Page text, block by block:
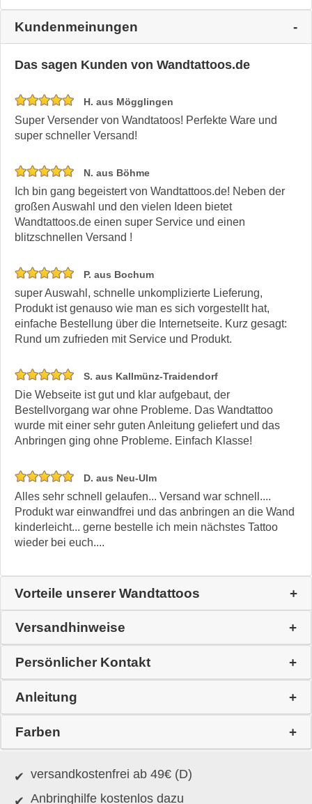
Kundenmeinungen
Das sagen Kunden von Wandtattoos.de
H. aus Mögglingen
Super Versender von Wandtatoos! Perfekte Ware und
super schneller Versand!
N. aus Böhme
Ich bin gang begeistert von Wandtattoos.de! Neben der
großen Auswahl und den vielen Ideen bietet
Wandtattoos.de einen super Service und einen
blitzschnellen Versand !
P. aus Bochum
super Auswahl, schnelle unkomplizierte Lieferung,
Produkt ist genauso wie man es sich vorgestellt hat,
einfache Bestellung über die Internetseite. Kurz gesagt:
Rund um zufrieden mit Service und Produkt.
S. aus Kallmünz-Traidendorf
Die Webseite ist gut und klar aufgebaut, der
Bestellvorgang war ohne Probleme. Das Wandtattoo
wurde mit einer sehr guten Anleitung geliefert und das
Anbringen ging ohne Probleme. Einfach Klasse!
D. aus Neu-Ulm
Alles sehr schnell gelaufen... Versand war schnell....
Produkt war einwandfrei und das anbringen an die Wand
kinderleicht... gerne bestelle ich mein nächstes Tattoo
wieder bei euch....
Vorteile unserer Wandtattoos
Versandhinweise
Persönlicher Kontakt
Anleitung
Farben
versandkostenfrei ab 49€ (D)
Anbringhilfe kostenlos dazu